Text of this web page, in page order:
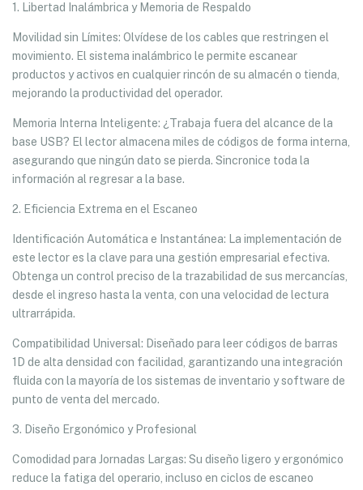
1. Libertad Inalámbrica y Memoria de Respaldo
Movilidad sin Límites: Olvídese de los cables que restringen el
movimiento. El sistema inalámbrico le permite escanear
productos y activos en cualquier rincón de su almacén o tienda,
mejorando la productividad del operador.
Memoria Interna Inteligente: ¿Trabaja fuera del alcance de la
base USB? El lector almacena miles de códigos de forma interna,
asegurando que ningún dato se pierda. Sincronice toda la
información al regresar a la base.
2. Eficiencia Extrema en el Escaneo
Identificación Automática e Instantánea: La implementación de
este lector es la clave para una gestión empresarial efectiva.
Obtenga un control preciso de la trazabilidad de sus mercancías,
desde el ingreso hasta la venta, con una velocidad de lectura
ultrarrápida.
Compatibilidad Universal: Diseñado para leer códigos de barras
1D de alta densidad con facilidad, garantizando una integración
fluida con la mayoría de los sistemas de inventario y software de
punto de venta del mercado.
3. Diseño Ergonómico y Profesional
Comodidad para Jornadas Largas: Su diseño ligero y ergonómico
reduce la fatiga del operario, incluso en ciclos de escaneo